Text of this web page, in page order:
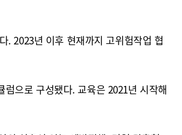
. 2023년 이후 현재까지 고위험작업 협
으로 구성됐다. 교육은 2021년 시작해